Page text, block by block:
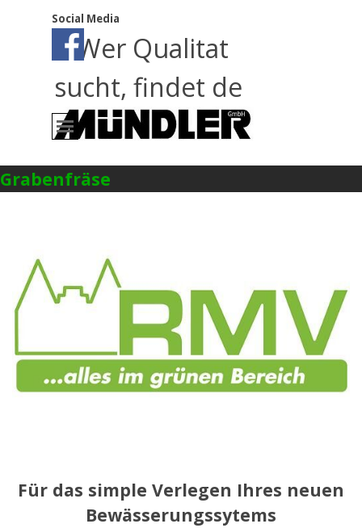
Wer Qualitat
sucht, findet de
Social Media
Menü überspringen
Grabenfräse
Für das simple Verlegen Ihres neuen
Bewässerungssytems